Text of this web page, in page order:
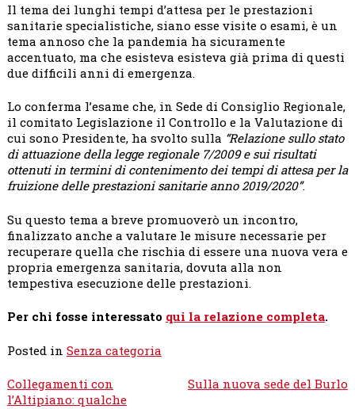
Il tema dei lunghi tempi d’attesa per le prestazioni
sanitarie specialistiche, siano esse visite o esami, è un
tema annoso che la pandemia ha sicuramente
accentuato, ma che esisteva esisteva già prima di questi
due difficili anni di emergenza.
Lo conferma l’esame che, in Sede di Consiglio Regionale,
il comitato Legislazione il Controllo e la Valutazione di
cui sono Presidente, ha svolto sulla “Relazione sullo stato
di attuazione della legge regionale 7/2009 e sui risultati
ottenuti in termini di contenimento dei tempi di attesa per la
fruizione delle prestazioni sanitarie anno 2019/2020”.
Su questo tema a breve promuoverò un incontro,
finalizzato anche a valutare le misure necessarie per
recuperare quella che rischia di essere una nuova vera e
propria emergenza sanitaria, dovuta alla non
tempestiva esecuzione delle prestazioni.
Per chi fosse interessato qui la relazione completa.
Posted in Senza categoria
Navigazione
articoli
Collegamenti con
l’Altipiano: qualche
Sulla nuova sede del Burlo